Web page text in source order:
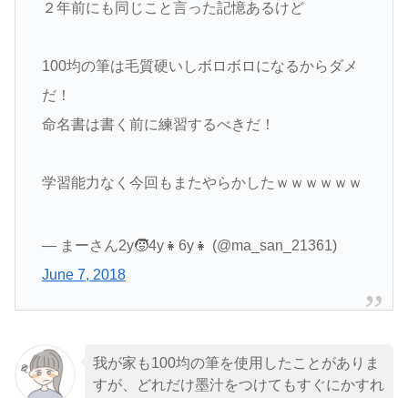
２年前にも同じこと言った記憶あるけど
100均の筆は毛質硬いしボロボロになるからダメ
だ！
命名書は書く前に練習するべきだ！
学習能力なく今回もまたやらかしたｗｗｗｗｗｗ
— まーさん2y🧒4y👧6y👧 (@ma_san_21361)
June 7, 2018
我が家も100均の筆を使用したことがありま
すが、どれだけ墨汁をつけてもすぐにかすれ